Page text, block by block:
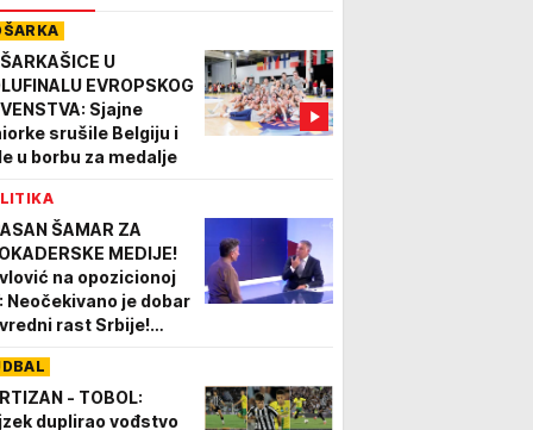
U
EVROPSKOG
Sjajne
srušile Belgiju i
u borbu za medalje
ŠAMAR ZA
MEDIJE!
na opozicionoj
Neočekivano je dobar
rast Srbije!
se odgovorno
- TOBOL:
duplirao vođstvo